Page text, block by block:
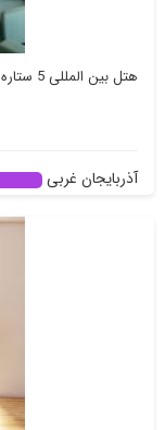
هتل بین المللی 5 ستاره آنا
آذربایجان غربی